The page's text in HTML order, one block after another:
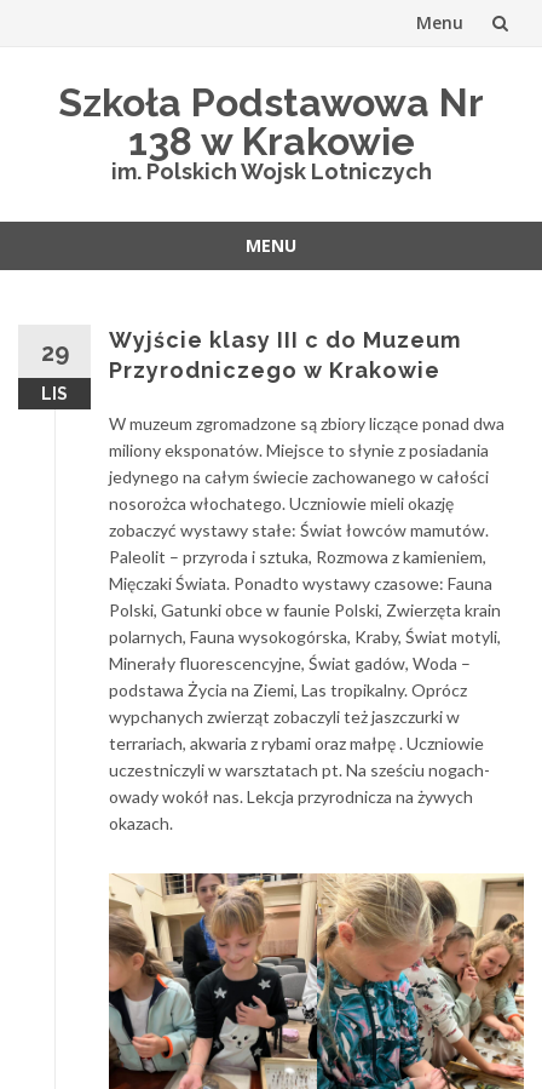
Menu
Szkoła Podstawowa Nr
138 w Krakowie
im. Polskich Wojsk Lotniczych
MENU
29
LIS
Wyjście klasy III c do Muzeum
Przyrodniczego w Krakowie
W muzeum zgromadzone są zbiory liczące ponad dwa
miliony eksponatów. Miejsce to słynie z posiadania
jedynego na całym świecie zachowanego w całości
nosorożca włochatego. Uczniowie mieli okazję
zobaczyć wystawy stałe: Świat łowców mamutów.
Paleolit – przyroda i sztuka, Rozmowa z kamieniem,
Mięczaki Świata. Ponadto wystawy czasowe: Fauna
Polski, Gatunki obce w faunie Polski, Zwierzęta krain
polarnych, Fauna wysokogórska, Kraby, Świat motyli,
Minerały fluorescencyjne, Świat gadów, Woda –
podstawa Życia na Ziemi, Las tropikalny. Oprócz
wypchanych zwierząt zobaczyli też jaszczurki w
terrariach, akwaria z rybami oraz małpę . Uczniowie
uczestniczyli w warsztatach pt. Na sześciu nogach-
owady wokół nas. Lekcja przyrodnicza na żywych
okazach.